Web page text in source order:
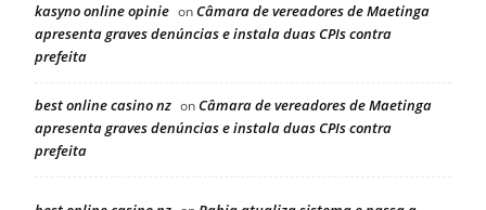
kasyno online opinie onCâmara de vereadores de Maetinga
apresenta graves denúncias e instala duas CPIs contra
prefeita
best online casino nz onCâmara de vereadores de Maetinga
apresenta graves denúncias e instala duas CPIs contra
prefeita